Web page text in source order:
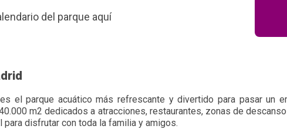
del parque aquí
es el parque acuático más refrescante y divertido para pasar un
m2 dedicados a atracciones, restaurantes, zonas de
para disfrutar con toda la familia y amigos.